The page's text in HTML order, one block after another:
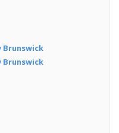
Brunswick
Brunswick